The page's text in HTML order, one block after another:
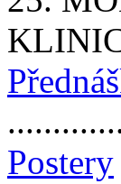
Postery